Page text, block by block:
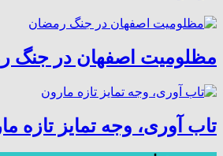
مظلومیت اصفهان در جنگ
تاب آوری، وجه تمایز تازه